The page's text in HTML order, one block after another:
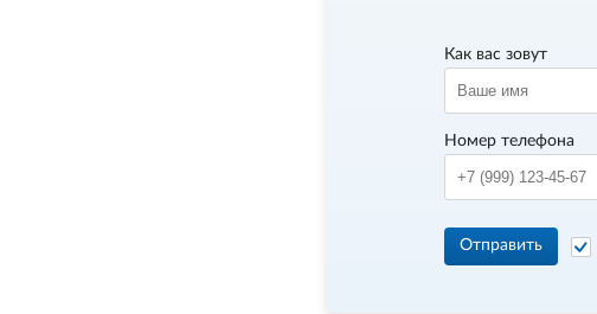
Как вас зовут
Номер телефона
Отправить